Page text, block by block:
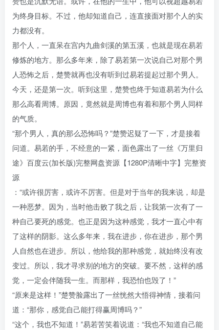
为终身目标。不过，他却知道自己，连直接面对那个人的实
力都没有。
那个人，一直呆在宫内九曲剑溪的第五溪，也就是现在易若
修炼的地方。那么多年来，除了易若第一次说自己对那个男
人恐怖之后，楚赞就再也没有听到过易若提起过那个男人。
今天，还是第一次。听到这里，楚赞也终于知道易若为什么
那么高看周博。原因，竟然就是周博也有着和那个男人同样
的气质。
“那个男人，真的那么恐怖吗？”楚赞迟疑了一下，才是接着
问道。易若的手，不经意的一紧，面色露出了一丝《万里归
途》百度云(加长版)完整网盘资源【1280P清晰中字】完整资
源
：“或许很厉害，或许不厉害。但是对于当年的我来说，却是
一种恶梦。因为，当时他击败了我之后，让我第一次有了一
种自己要死的感觉。也正是因为这种感觉，我才一直心中有
了这样的阴影。这么多年来，我在进步，你在进步，那个男
人自然也在进步。所以，他给我的那种感觉，就始终没有改
变过。所以，我才寻求别的地方的突破。要不然，这样的感
觉，一定会伴随我一生。而那样，我恐怕也毁了！”
“原来是这样！”楚赞脸露出了一丝恍然大悟得神情，接着问
道：“那你，感觉自己能打得赢周博吗？”
“这个，我也不知道！”易若苦笑着说道：“我也不知道自己能